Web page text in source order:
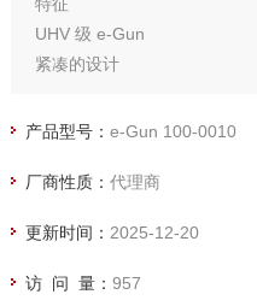
UHV 级 e-Gun
紧凑的设计
维护成本低
产品型号： e-Gun 100-0010
厂商性质： 代理商
更新时间： 2025-12-20
访 问 量： 957